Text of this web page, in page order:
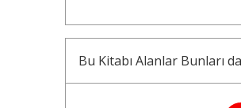
Bu Kitabı Alanlar Bunları da